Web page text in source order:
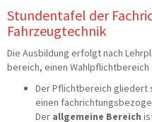
Stundentafel der
Fahrzeugtechnik
Die Aus­bil­dung erfolgt nach
be­reich, einen Wahl­pflicht­be­reich
Der Pflicht­be­reich glie­dert
einen
Der all­ge­mei­ne Bereich